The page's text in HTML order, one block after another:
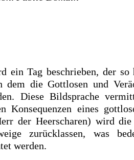
ein Tag beschrieben, der so
dem die Gottlosen und
Diese Bildsprache
Konsequenzen eines
der Heerscharen) wird die
zurücklassen, was
werden.